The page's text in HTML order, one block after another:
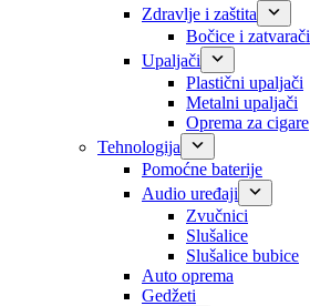
Zdravlje i zaštita
Bočice i zatvarači
Upaljači
Plastični upaljači
Metalni upaljači
Oprema za cigare
Tehnologija
Pomoćne baterije
Audio uređaji
Zvučnici
Slušalice
Slušalice bubice
Auto oprema
Gedžeti